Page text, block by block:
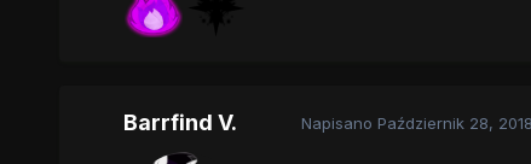
Barrfind V. Napisano Październik 28, 2018